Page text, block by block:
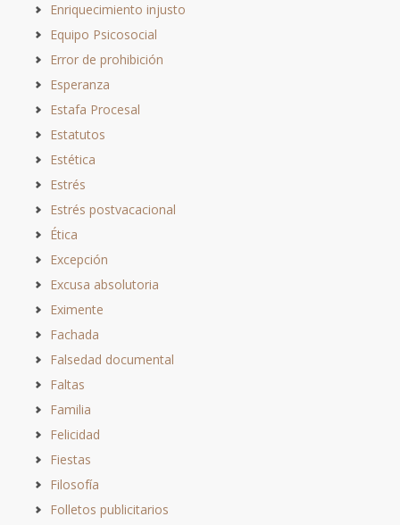
Enriquecimiento injusto
Equipo Psicosocial
Error de prohibición
Esperanza
Estafa Procesal
Estatutos
Estética
Estrés
Estrés postvacacional
Ética
Excepción
Excusa absolutoria
Eximente
Fachada
Falsedad documental
Faltas
Familia
Felicidad
Fiestas
Filosofía
Folletos publicitarios